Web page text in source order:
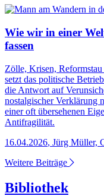
Wie wir in einer
fassen
Zölle, Krisen,
setzt das politische
die Antwort auf
nostalgischer Verklärung
einer oft übersehenen
Antifragilität.
16.04.2026, Jürg Müller,
Weitere Beiträge
Bibliothek